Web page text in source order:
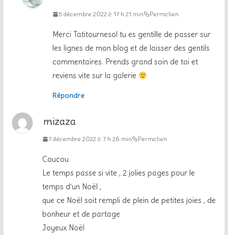
5 décembre 2022 à 17 h 21 min Permalien
Merci Tatitournesol tu es gentille de passer sur
les lignes de mon blog et de laisser des gentils
commentaires. Prends grand soin de toi et
reviens vite sur la galerie
Répondre
mizaza
7 décembre 2022 à 7 h 26 min Permalien
Coucou
Le temps passe si vite , 2 jolies pages pour le
temps d’un Noël ,
que ce Noël soit rempli de plein de petites joies , de
bonheur et de partage
Joyeux Noël